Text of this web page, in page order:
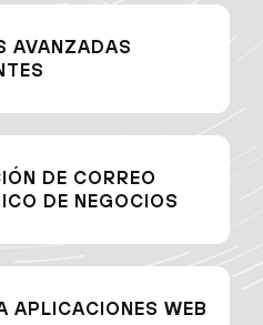
AVANZADAS
DE CORREO
DE NEGOCIOS
APLICACIONES WEB